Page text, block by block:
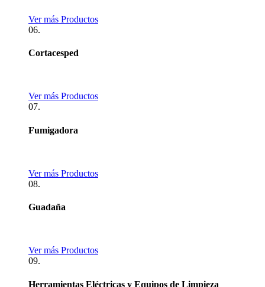
Ver más Productos
06.
Cortacesped
Ver más Productos
07.
Fumigadora
Ver más Productos
08.
Guadaña
Ver más Productos
09.
Herramientas Eléctricas y Equipos de Limpieza